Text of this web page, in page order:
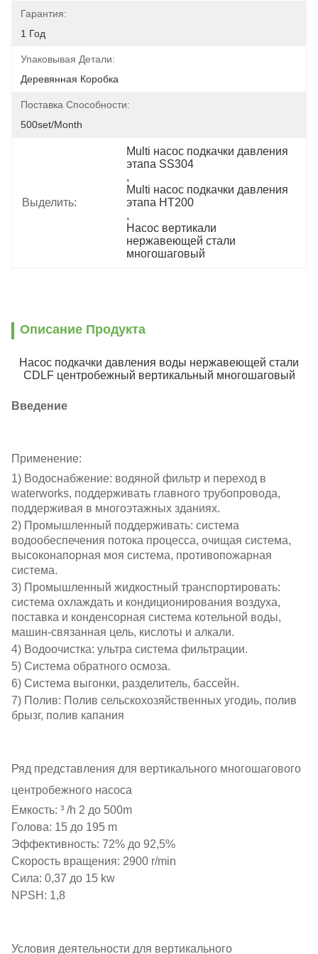
Гарантия:
1 Год
Упаковывая Детали:
Деревянная Коробка
Поставка Способности:
500set/month
Выделить:
Multi насос подкачки давления
этапа SS304
,
Multi насос подкачки давления
этапа HT200
,
Насос вертикали
нержавеющей стали
многошаговый
Описание Продукта
Насос подкачки давления воды нержавеющей стали
CDLF центробежный вертикальный многошаговый
Введение
Применение:
1) Водоснабжение: водяной фильтр и переход в
waterworks, поддерживать главного трубопровода,
поддерживая в многоэтажных зданиях.
2) Промышленный поддерживать: система
водообеспечения потока процесса, очищая система,
высоконапорная моя система, противопожарная
система.
3) Промышленный жидкостный транспортировать:
система охлаждать и кондиционирования воздуха,
поставка и конденсорная система котельной воды,
машин-связанная цель, кислоты и алкали.
4) Водоочистка: ультра система фильтрации.
5) Система обратного осмоза.
6) Система выгонки, разделитель, бассейн.
7) Полив: Полив сельскохозяйственных угодиь, полив
брызг, полив капания
Ряд представления для вертикального многошагового
центробежного насоса
Емкость: ³ /h 2 до 500m
Голова: 15 до 195 m
Эффективность: 72% до 92,5%
Скорость вращения: 2900 r/min
Сила: 0,37 до 15 kw
NPSH: 1,8
Условия деятельности для вертикального